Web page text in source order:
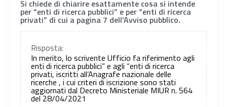
Si chiede di chiarire esattamente cosa si intende
per “enti di ricerca pubblici” e per “enti di ricerca
privati” di cui a pagina 7 dell’Avviso pubblico.
Risposta:
In merito, lo scrivente Ufficio fa riferimento agli
enti di ricerca pubblici” e agli “enti di ricerca
privati, iscritti all’Anagrafe nazionale delle
ricerche , i cui criteri di iscrizione sono stati
aggiornati dal Decreto Ministeriale MIUR n. 564
del 28/04/2021